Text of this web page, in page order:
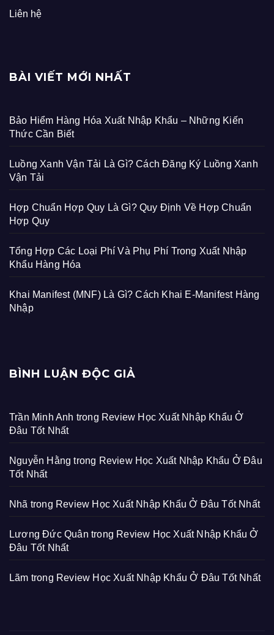
Liên hệ
BÀI VIẾT MỚI NHẤT
Bảo Hiểm Hàng Hóa Xuất Nhập Khẩu – Những Kiến
Thức Cần Biết
Luồng Xanh Vận Tải Là Gì? Cách Đăng Ký Luồng Xanh
Vận Tải
Hợp Chuẩn Hợp Quy Là Gì? Quy Định Về Hợp Chuẩn
Hợp Quy
Tổng Hợp Các Loại Phí Và Phụ Phí Trong Xuất Nhập
Khẩu Hàng Hóa
Khai Manifest (MNF) Là Gì? Cách Khai E-Manifest Hàng
Nhập
BÌNH LUẬN ĐỘC GIẢ
Trần Minh Anh trong Review Học Xuất Nhập Khẩu Ở
Đâu Tốt Nhất
Nguyễn Hằng trong Review Học Xuất Nhập Khẩu Ở Đâu
Tốt Nhất
Nhã trong Review Học Xuất Nhập Khẩu Ở Đâu Tốt Nhất
Lương Đức Quân trong Review Học Xuất Nhập Khẩu Ở
Đâu Tốt Nhất
Lãm trong Review Học Xuất Nhập Khẩu Ở Đâu Tốt Nhất